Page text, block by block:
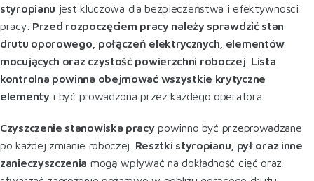
styropianu jest kluczowa dla bezpieczeństwa i efektywności
pracy. Przed rozpoczęciem pracy należy sprawdzić stan
drutu oporowego, połączeń elektrycznych, elementów
mocujących oraz czystość powierzchni roboczej Lista
kontrolna powinna obejmować wszystkie krytyczne
elementyi być prowadzona przez każdego operatora
Czyszczenie stanowiska pracypowinno być przeprowadzane
po każdej zmianie roboczej. Resztki styropianu, pył oraz inne
zanieczyszczenia mogą wpływać na dokładność cięć oraz